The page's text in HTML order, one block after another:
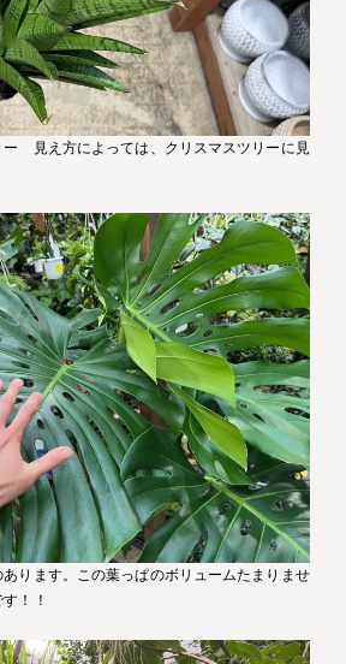
見え方によっては、クリスマスツリーに見
ります。この葉っぱのボリュームたまりませ
！！